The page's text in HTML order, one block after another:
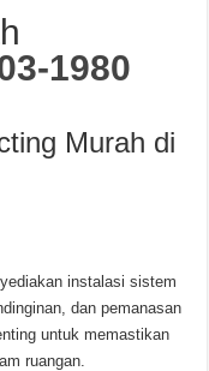
1980
Murah di
instalasi sistem
dan pemanasan
untuk memastikan
ruangan.